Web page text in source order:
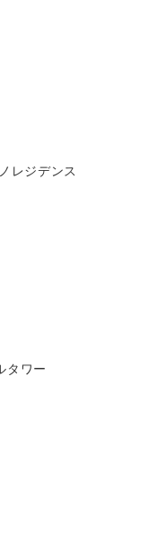
レジデンス
タワー